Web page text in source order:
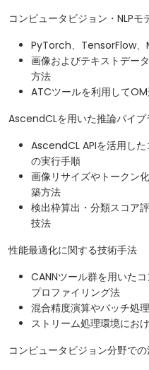
コンピュータビジョン・NLPモ
PyTorch、TensorFlow、
画像およびテキストデー
方法
ATCツールを利用して
AscendCLを用いた推論パイプ
AscendCL APIを活用し
の実行手順
画像リサイズやトークン
築方法
検出枠算出・分類スコア
技法
性能最適化に関する技術手法
CANNツール群を用いた
プロファイリング法
混合精度演算やバッチ処
ストリーム処理環境にお
コンピュータビジョン分野で